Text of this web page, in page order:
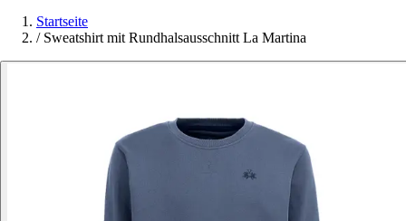
Startseite
/ Sweatshirt mit Rundhalsausschnitt La Martina